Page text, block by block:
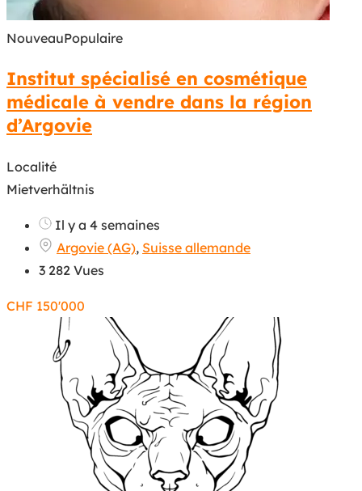
NouveauPopulaire
Institut spécialisé en cosmétique
médicale à vendre dans la région
d’Argovie
Localité
Mietverhältnis
Il y a 4 semaines
Argovie (AG), Suisse allemande
3 282 Vues
CHF 150'000